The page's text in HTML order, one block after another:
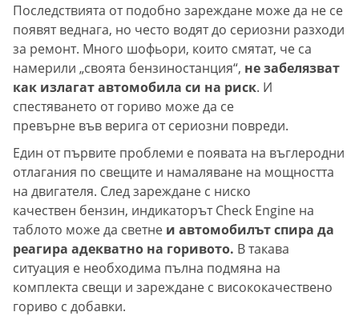
Последствията от подобно зареждане може да не се
появят веднага, но често водят до сериозни разходи
за ремонт. Много шофьори, които смятат, че са
намерили „своята бензиностанция“, не забелязват
как излагат автомобила си на риск. И
спестяването от гориво може да се
превърне във верига от сериозни повреди.
Един от първите проблеми е появата на въглеродни
отлагания по свещите и намаляване на мощността
на двигателя. След зареждане с ниско
качествен бензин, индикаторът Check Engine на
таблото може да светне и автомобилът спира да
реагира адекватно на горивото. В такава
ситуация е необходима пълна подмяна на
комплекта свещи и зареждане с висококачествено
гориво с добавки.